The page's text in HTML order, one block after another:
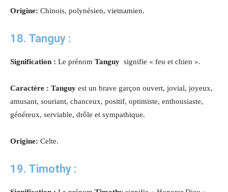
Origine: Chinois, polynésien, vietnamien.
18. Tanguy :
Signification : Le prénom Tanguy signifie « feu et chien ».
Caractère : Tanguy est un brave garçon ouvert, jovial, joyeux,
amusant, souriant, chanceux, positif, optimiste, enthousiaste,
généreux, serviable, drôle et sympathique.
Origine: Celte.
19. Timothy :